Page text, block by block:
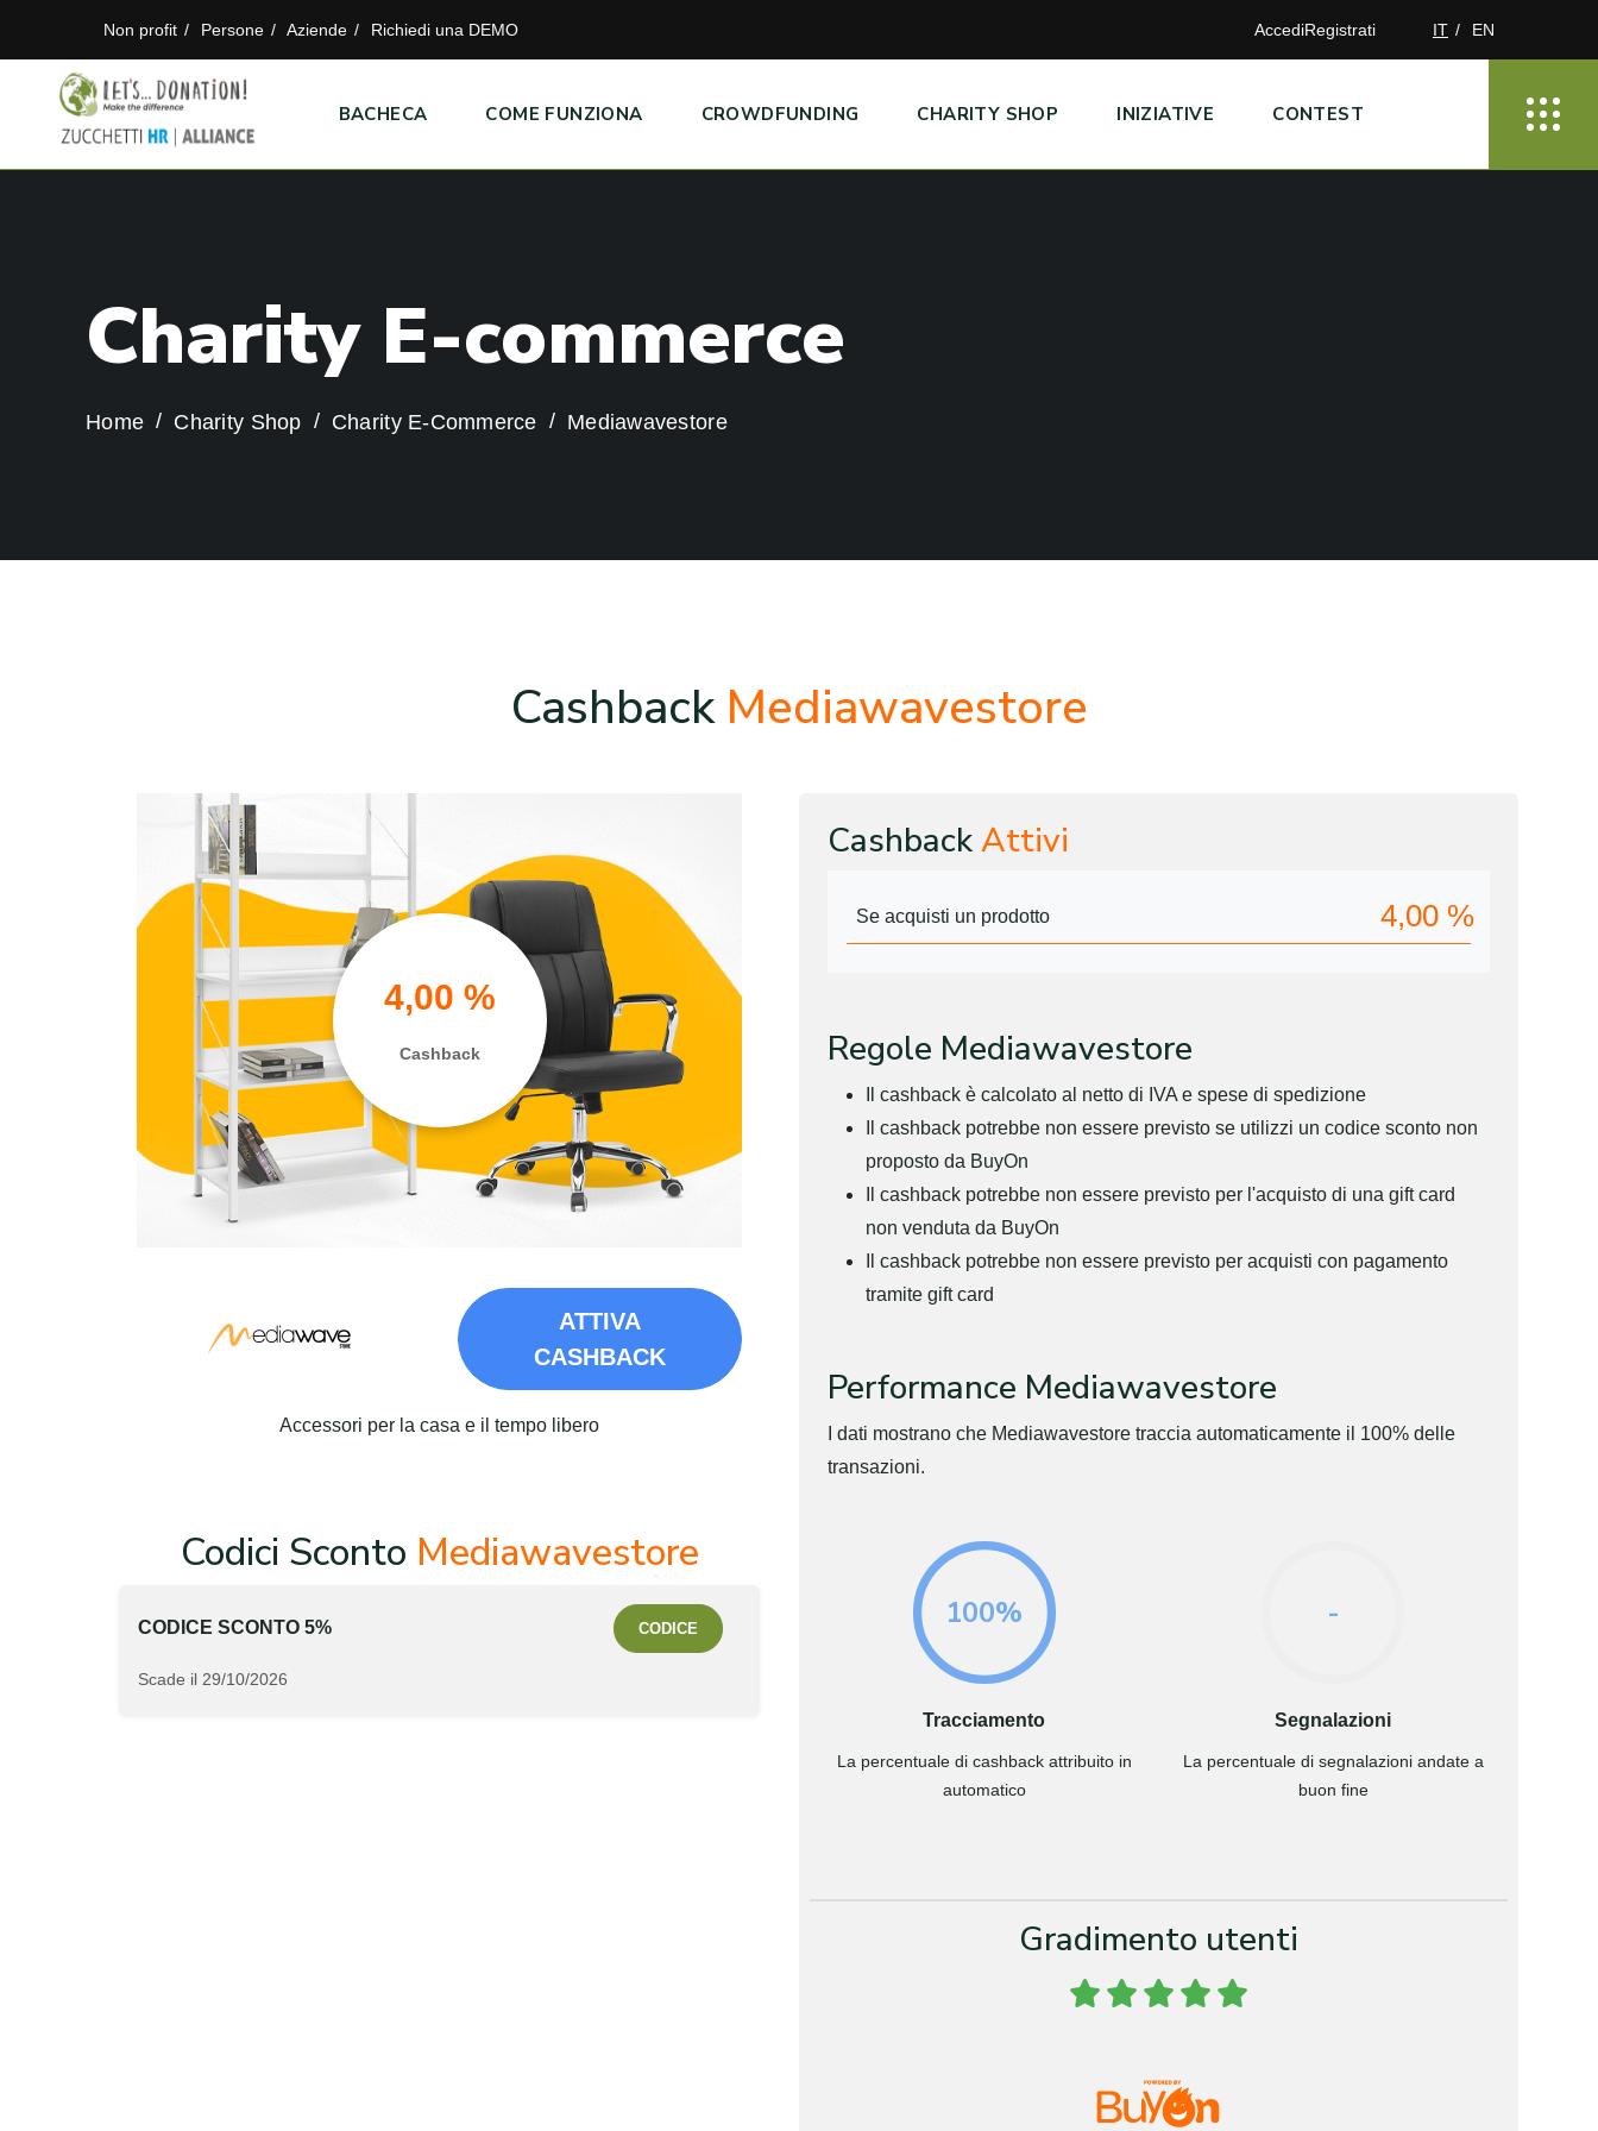
Non profit Persone Aziende Richiedi una DEMO AccediRegistrati IT EN
BACHECA COME FUNZIONA CROWDFUNDING CHARITY SHOP INIZIATIVE CONTEST
Charity E-commerce
Home Charity Shop Charity E-Commerce Mediawavestore
Cashback Mediawavestore
4,00 %
Cashback
ATTIVA
CASHBACK
Accessori per la casa e il tempo libero
Codici Sconto Mediawavestore
CODICE SCONTO 5% CODICE
Scade il 29/10/2026
CashbackAttivi
Se acquisti un prodotto 4,00 %
Regole Mediawavestore
Il cashback è calcolato al netto di IVA e spese di spedizione
Il cashback potrebbe non essere previsto se utilizzi un codice sconto non
proposto da BuyOn
Il cashback potrebbe non essere previsto per l'acquisto di una gift card
non venduta da BuyOn
Il cashback potrebbe non essere previsto per acquisti con pagamento
tramite gift card
Performance Mediawavestore
I dati mostrano che Mediawavestore traccia automaticamente il 100% delle
transazioni.
100%
Tracciamento
La percentuale di cashback attribuito in
automatico
-
Segnalazioni
La percentuale di segnalazioni andate a
buon fine
Gradimento utenti